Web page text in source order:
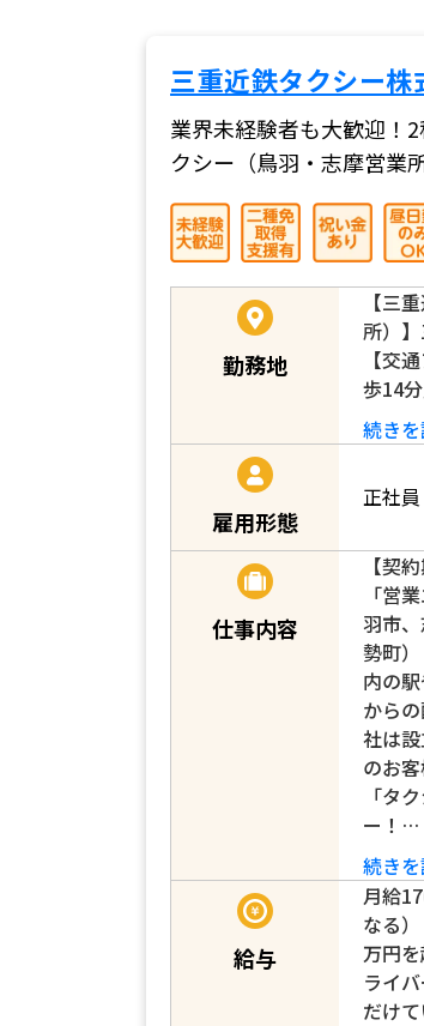
三重近鉄タクシー株
業界未経験者も大歓迎！
クシー（鳥羽・志摩営業
勤務地
【三
所）
【交
歩14
続き
雇用形態
正社員
仕事内容
【契
「営
羽市
勢町
内の
から
社は
のお
「タ
ー！…
続き
給与
月給
なる
万円
ライ
だけ